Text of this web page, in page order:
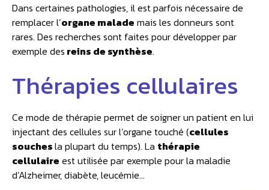
Dans certaines pathologies, il est parfois nécessaire de
remplacer l’organe malade mais les donneurs sont
rares. Des recherches sont faites pour développer par
exemple des reins de synthèse.
Thérapies cellulaires
Ce mode de thérapie permet de soigner un patient en lui
injectant des cellules sur l’organe touché (cellules
souchesla plupart du temps). La thérapie
cellulaire est utilisée par exemple pour la maladie
d’Alzheimer, diabète, leucémie…